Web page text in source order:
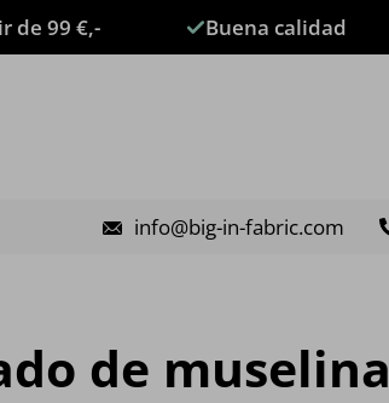
de 99 €,- Buena calidad
info@big-in-fabric.com
de muselina